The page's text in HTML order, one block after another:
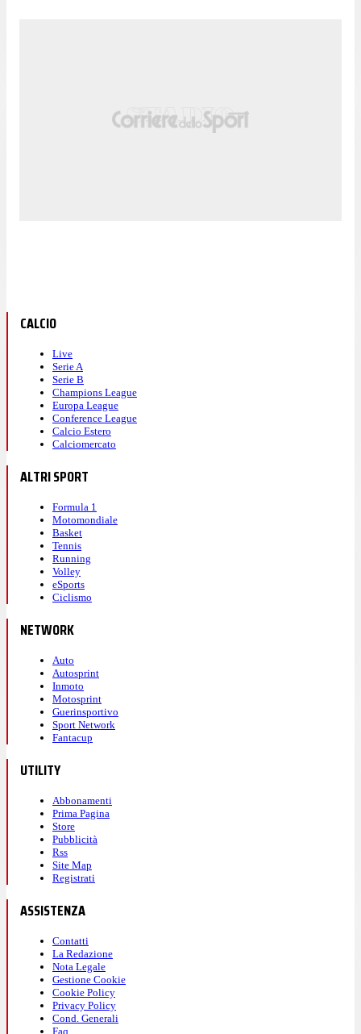
CALCIO
Live
Serie A
Serie B
Champions League
Europa League
Conference League
Calcio Estero
Calciomercato
ALTRI SPORT
Formula 1
Motomondiale
Basket
Tennis
Running
Volley
eSports
Ciclismo
NETWORK
Auto
Autosprint
Inmoto
Motosprint
Guerinsportivo
Sport Network
Fantacup
UTILITY
Abbonamenti
Prima Pagina
Store
Pubblicità
Rss
Site Map
Registrati
ASSISTENZA
Contatti
La Redazione
Nota Legale
Gestione Cookie
Cookie Policy
Privacy Policy
Cond. Generali
Faq